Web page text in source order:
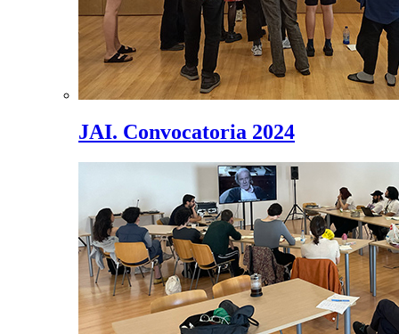
JAI. Convocatoria 2024